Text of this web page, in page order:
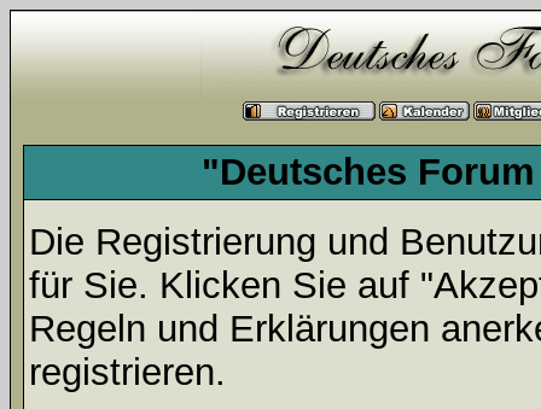
"Deutsches
Die Registrierung und
für Sie. Klicken Sie auf
Regeln und Erklärungen
registrieren.